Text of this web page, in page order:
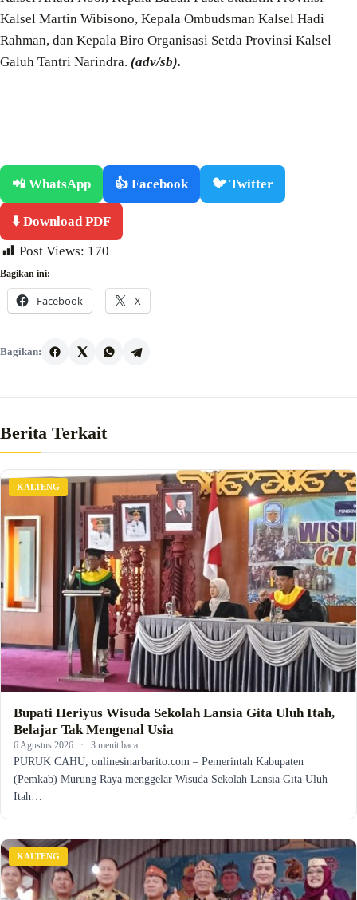
Kalsel Martin Wibisono, Kepala Ombudsman Kalsel Hadi
Rahman, dan Kepala Biro Organisasi Setda Provinsi Kalsel
Galuh Tantri Narindra. (adv/sb).
📲 WhatsApp 👍 Facebook 🐦 Twitter
⬇️ Download PDF
Post Views: 170
Bagikan ini:
Facebook X
Bagikan:
Berita Terkait
KALTENG
Bupati Heriyus Wisuda Sekolah Lansia Gita Uluh Itah,
Belajar Tak Mengenal Usia
6 Agustus 2026 · 3 menit baca
PURUK CAHU, onlinesinarbarito.com – Pemerintah Kabupaten
(Pemkab) Murung Raya menggelar Wisuda Sekolah Lansia Gita Uluh
Itah…
KALTENG